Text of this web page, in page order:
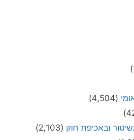
(4,504)
ובאכיפת חוק (2,103)